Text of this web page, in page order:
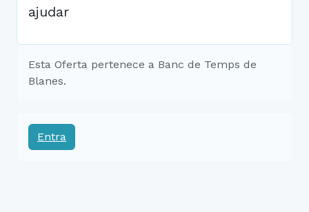
ajudar
Esta Oferta pertenece a Banc de Temps de
Blanes.
Entra